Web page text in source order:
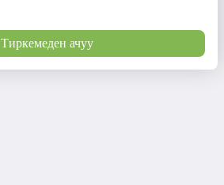
Тиркемеден ачуу